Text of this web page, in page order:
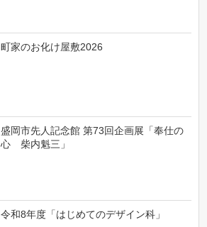
町家のお化け屋敷2026
盛岡市先人記念館 第73回企画展「奉仕の
心 柴内魁三」
令和8年度「はじめてのデザイン科」